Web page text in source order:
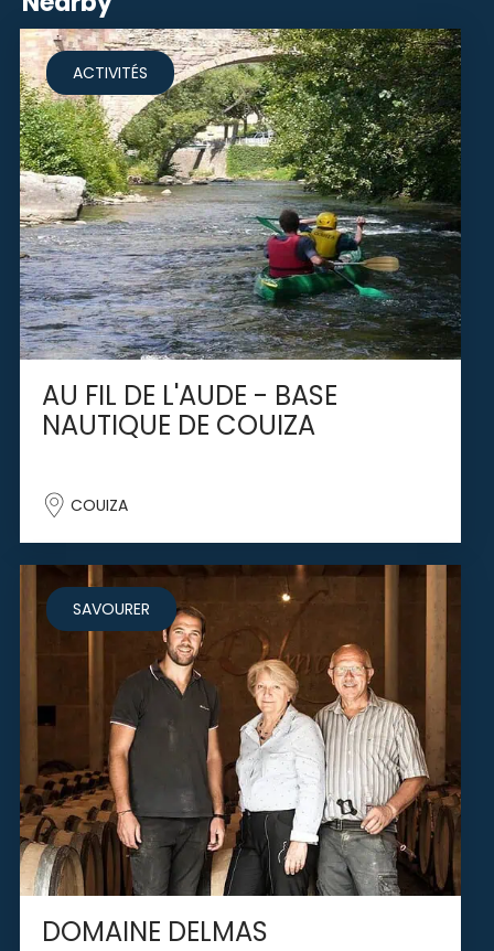
ACTIVITÉS
AU FIL DE L'AUDE - BASE
NAUTIQUE DE COUIZA
COUIZA
SAVOURER
DOMAINE DELMAS